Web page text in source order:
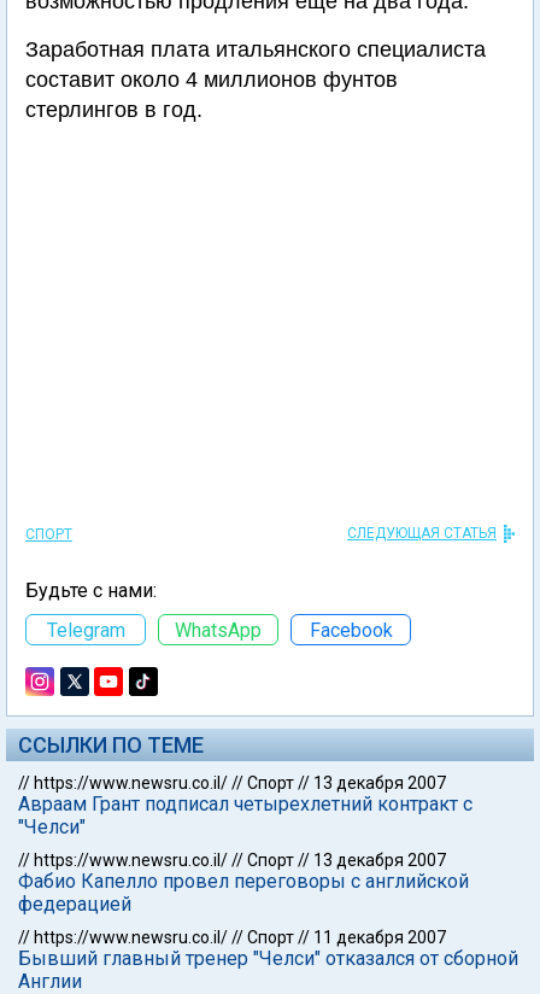
Заработная плата итальянского специалиста
составит около 4 миллионов фунтов
стерлингов в год.
СПОРТ СЛЕДУЮЩАЯ СТАТЬЯ
Будьте с нами:
Telegram
WhatsApp Facebook
ССЫЛКИ ПО ТЕМЕ
// https://www.newsru.co.il///Спорт// 13 декабря 2007
Авраам Грант подписал четырехлетний контракт с
"Челси"
// https://www.newsru.co.il///Спорт// 13 декабря 2007
Фабио Капелло провел переговоры с английской
федерацией
// https://www.newsru.co.il///Спорт// 11 декабря 2007
Бывший главный тренер "Челси" отказался от сборной
Англии